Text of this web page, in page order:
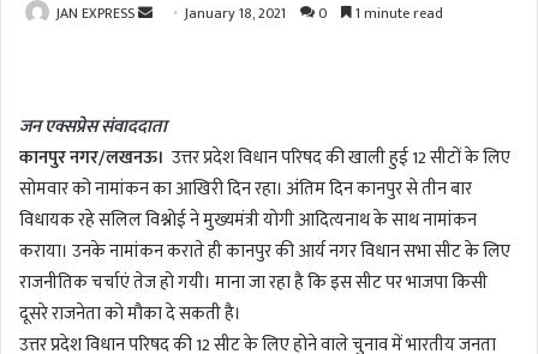
JAN EXPRESS
a
n
e
m
a
i
l
January 18, 2021 0 1 minute read
जन एक्सप्रेस संवाददाता
कानपुर नगर/लखनऊ। उत्तर प्रदेश विधान परिषद की खाली हुई 12 सीटों के लिए
सोमवार को नामांकन का आखिरी दिन रहा। अंतिम दिन कानपुर से तीन बार
विधायक रहे सलिल विश्नोई ने मुख्यमंत्री योगी आदित्यनाथ के साथ नामांकन
कराया। उनके नामांकन कराते ही कानपुर की आर्य नगर विधान सभा सीट के लिए
राजनीतिक चर्चाएं तेज हो गयी। माना जा रहा है कि इस सीट पर भाजपा किसी
दूसरे राजनेता को मौका दे सकती है।
उत्तर प्रदेश विधान परिषद की 12 सीट के लिए होने वाले चुनाव में भारतीय जनता